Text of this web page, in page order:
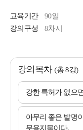
교육기간
90일
강의구성
8차시
강의목차 (총 8강)
강한 특허가 없으
아무리 좋은 발명
무용지물이다.